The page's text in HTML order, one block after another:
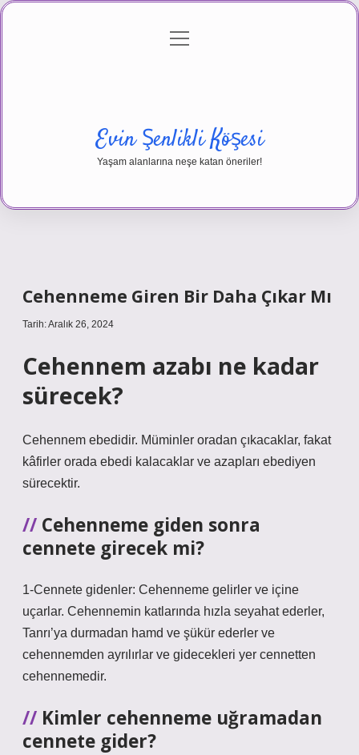
Gizlilik Politikası
menüyü
Evin Şenlikli Köşesi
Yaşam alanlarına neşe katan öneriler!
Cehenneme Giren Bir Daha Çıkar Mı
Tarih: Aralık 26, 2024
Cehennem azabı ne kadar
sürecek?
Cehennem ebedidir. Müminler oradan çıkacaklar, fakat
kâfirler orada ebedi kalacaklar ve azapları ebediyen
sürecektir.
Cehenneme giden sonra
cennete girecek mi?
1-Cennete gidenler: Cehenneme gelirler ve içine
uçarlar. Cehennemin katlarında hızla seyahat ederler,
Tanrı’ya durmadan hamd ve şükür ederler ve
cehennemden ayrılırlar ve gidecekleri yer cennetten
cehennemedir.
Kimler cehenneme uğramadan
cennete gider?